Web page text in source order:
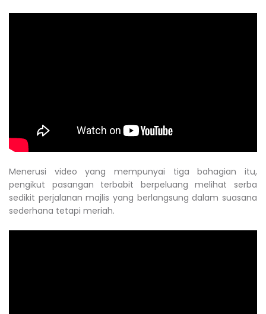
Menerusi video yang mempunyai tiga bahagian itu,
pengikut pasangan terbabit berpeluang melihat serba
sedikit perjalanan majlis yang berlangsung dalam suasana
sederhana tetapi meriah.